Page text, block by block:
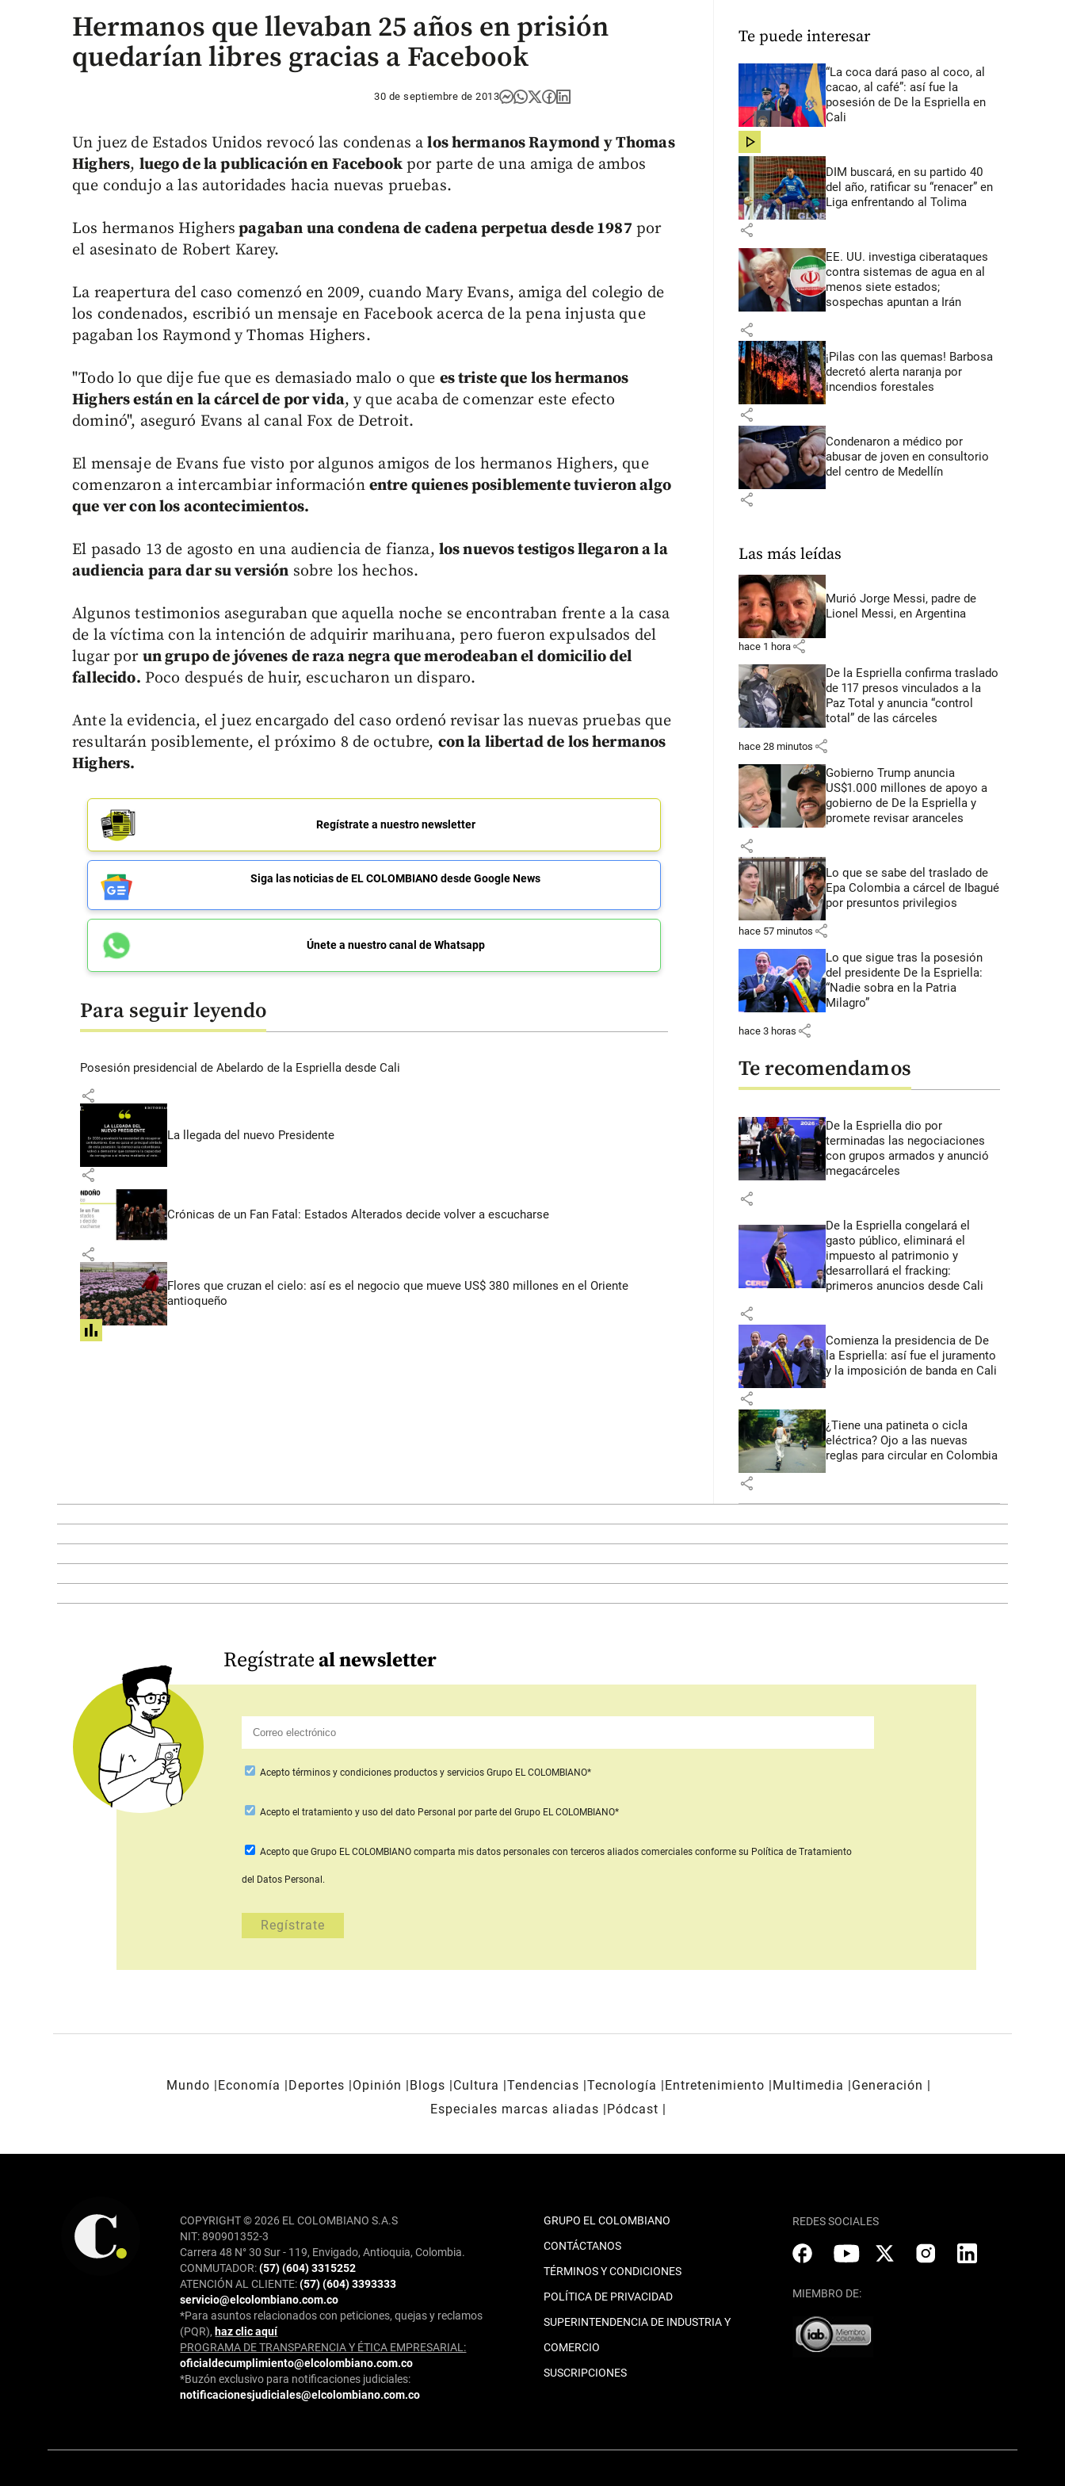
Hermanos que llevaban 25 años en prisión
quedarían libres gracias a Facebook
30 de septiembre de 2013
Un juez de Estados Unidos revocó las condenas alos hermanos Raymond y Thomas
Highers, luego de la publicación en Facebookpor parte de una amiga de ambos
que condujo a las autoridades hacia nuevas pruebas.
Los hermanos Highers pagaban una condena de cadena perpetua desde 1987 por
el asesinato de Robert Karey.
La reapertura del caso comenzó en 2009, cuando Mary Evans, amiga del colegio de
los condenados, escribió un mensaje en Facebook acerca de la pena injusta que
pagaban los Raymond y Thomas Highers.
"Todo lo que dije fue que es demasiado malo o que es triste que los hermanos
Highers están en la cárcel de por vida, y que acaba de comenzar este efecto
dominó", aseguró Evans al canal Fox de Detroit.
El mensaje de Evans fue visto por algunos amigos de los hermanos Highers, que
comenzaron a intercambiar información entre quienes posiblemente tuvieron algo
que ver con los acontecimientos.
El pasado 13 de agosto en una audiencia de fianza, los nuevos testigos llegaron a la
audiencia para dar su versión sobre los hechos.
Algunos testimonios aseguraban que aquella noche se encontraban frente a la casa
de la víctima con la intención de adquirir marihuana, pero fueron expulsados del
lugar por un grupo de jóvenes de raza negra que merodeaban el domicilio del
fallecido. Poco después de huir, escucharon un disparo.
Ante la evidencia, el juez encargado del caso ordenó revisar las nuevas pruebas que
resultarán posiblemente, el próximo 8 de octubre, con la libertad de los hermanos
Highers.
Regístrate a nuestro newsletter
Siga las noticias de EL COLOMBIANO desde Google News
Únete a nuestro canal de Whatsapp
Para seguir leyendo
Posesión presidencial de Abelardo de la Espriella desde Cali
share
La llegada del nuevo Presidente
share
Crónicas de un Fan Fatal: Estados Alterados decide volver a escucharse
share
Flores que cruzan el cielo: así es el negocio que mueve US$ 380 millones en el Oriente
antioqueño
share
Te puede interesar
“La coca dará paso al coco, al
cacao, al café”: así fue la
posesión de De la Espriella en
Cali
share
DIM buscará, en su partido 40
del año, ratificar su “renacer” en
Liga enfrentando al Tolima
share
EE. UU. investiga ciberataques
contra sistemas de agua en al
menos siete estados;
sospechas apuntan a Irán
share
¡Pilas con las quemas! Barbosa
decretó alerta naranja por
incendios forestales
share
Condenaron a médico por
abusar de joven en consultorio
del centro de Medellín
share
Las más leídas
Murió Jorge Messi, padre de
Lionel Messi, en Argentina
hace 1 hora share
De la Espriella confirma traslado
de 117 presos vinculados a la
Paz Total y anuncia “control
total” de las cárceles
hace 28 minutos share
Gobierno Trump anuncia
US$1.000 millones de apoyo a
gobierno de De la Espriella y
promete revisar aranceles
share
Lo que se sabe del traslado de
Epa Colombia a cárcel de Ibagué
por presuntos privilegios
hace 57 minutos share
Lo que sigue tras la posesión
del presidente De la Espriella:
“Nadie sobra en la Patria
Milagro”
hace 3 horas share
Te recomendamos
De la Espriella dio por
terminadas las negociaciones
con grupos armados y anunció
megacárceles
share
De la Espriella congelará el
gasto público, eliminará el
impuesto al patrimonio y
desarrollará el fracking:
primeros anuncios desde Cali
share
Comienza la presidencia de De
la Espriella: así fue el juramento
y la imposición de banda en Cali
share
¿Tiene una patineta o cicla
eléctrica? Ojo a las nuevas
reglas para circular en Colombia
share
Regístrateal newsletter
Acepto términos y condiciones productos y servicios Grupo EL COLOMBIANO*
Aceptoel tratamiento y uso del dato Personal por parte del Grupo EL COLOMBIANO*
Acepto que Grupo EL COLOMBIANO comparta mis datos personales con terceros aliados comercialesconforme su Política de Tratamiento
del Datos Personal.
Mundo Economía Deportes Opinión Blogs Cultura Tendencias Tecnología Entretenimiento Multimedia
Generación
Especiales marcas aliadas
Pódcast
COPYRIGHT © 2026 EL COLOMBIANO S.A.S
NIT: 890901352-3
Carrera 48 N° 30 Sur - 119, Envigado, Antioquia, Colombia.
CONMUTADOR:(57) (604) 3315252
ATENCIÓN AL CLIENTE:(57) (604) 3393333
servicio@elcolombiano.com.co
*Para asuntos relacionados con peticiones, quejas y reclamos
(PQR), haz clic aquí
PROGRAMA DE TRANSPARENCIA Y ÉTICA EMPRESARIAL:
oficialdecumplimiento@elcolombiano.com.co
*Buzón exclusivo para notificaciones judiciales:
notificacionesjudiciales@elcolombiano.com.co
GRUPO EL COLOMBIANO
CONTÁCTANOS
TÉRMINOS Y CONDICIONES
POLÍTICA DE PRIVACIDAD
SUPERINTENDENCIA DE INDUSTRIA Y
COMERCIO
SUSCRIPCIONES
REDES SOCIALES
MIEMBRO DE: